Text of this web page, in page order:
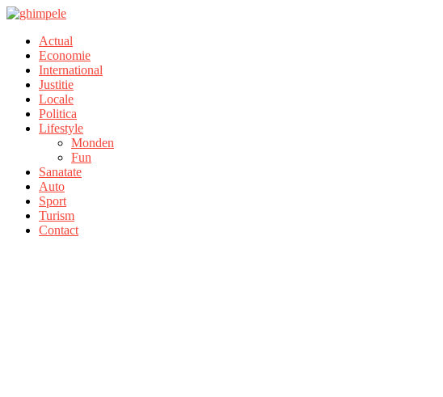
Actual
Economie
International
Justitie
Locale
Politica
Lifestyle
Monden
Fun
Sanatate
Auto
Sport
Turism
Contact